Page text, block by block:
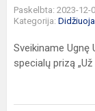
Paskelbta: 2023-12-
Kategorija:
Sveikiname Ugnę
specialų prizą